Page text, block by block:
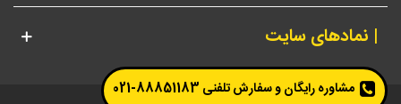
| نمادهای سایت
مشاوره رایگان و سفارش تلفنی 88851183-021